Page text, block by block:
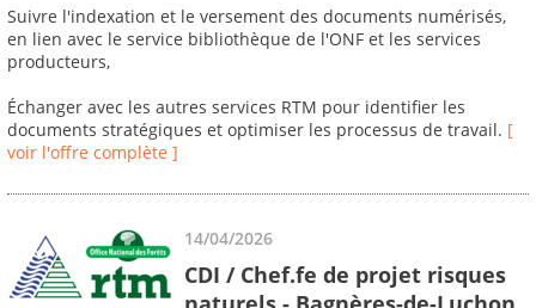
Suivre l'indexation et le versement des documents numérisés,
en lien avec le service bibliothèque de l'ONF et les services
producteurs,
Échanger avec les autres services RTM pour identifier les
documents stratégiques et optimiser les processus de travail. [
voir l'offre complète ]
14/04/2026
CDI / Chef.fe de projet risques